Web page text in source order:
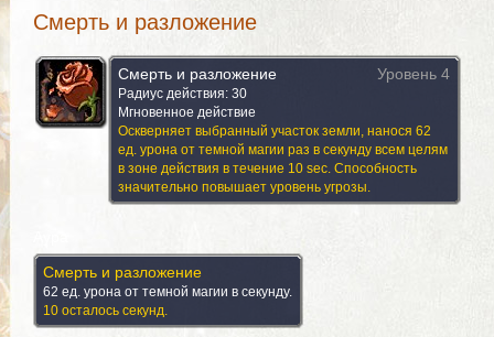
Смерть и разложение
Смерть и разложение Уровень 4
Радиус действия: 30
Мгновенное действие
Оскверняет выбранный участок земли, нанося 62
ед. урона от темной магии раз в секунду всем целям
в зоне действия в течение 10 sec. Способность
значительно повышает уровень угрозы.
Смерть и разложение
62 ед. урона от темной магии в секунду.
10 осталось секунд.